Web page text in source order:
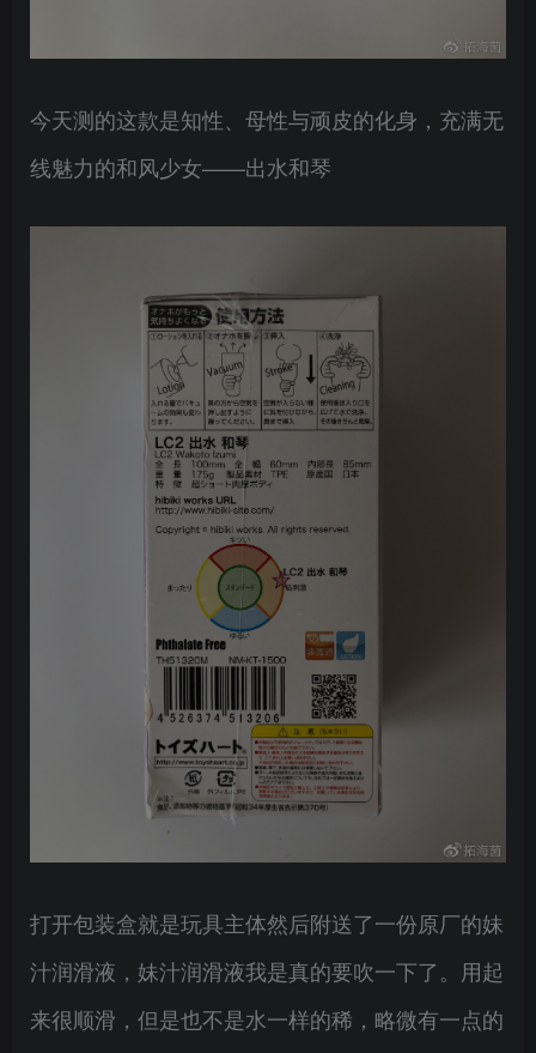
今天测的这款是知性、母性与顽皮的化身，充满无
线魅力的和风少女——出水和琴
打开包装盒就是玩具主体然后附送了一份原厂的妹
汁润滑液，妹汁润滑液我是真的要吹一下了。用起
来很顺滑，但是也不是水一样的稀，略微有一点的